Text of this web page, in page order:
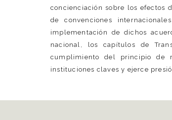
concienciación sobre los efectos
de convenciones
implementación de dichos
nacional, los capítulos de
cumplimiento del principio de
instituciones claves y ejerce